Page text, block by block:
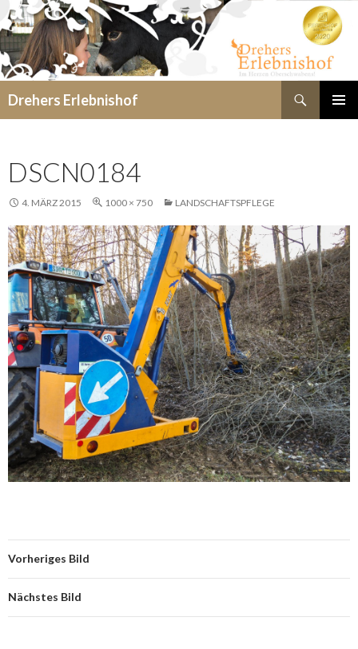
Drehers Erlebnishof
DSCN0184
4. MÄRZ 2015 1000 × 750 LANDSCHAFTSPFLEGE
Vorheriges Bild
Nächstes Bild